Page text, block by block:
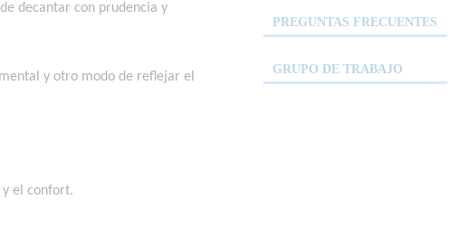
decantar con prudencia y
y otro modo de reflejar el
y el confort.
PREGUNTAS FRECUENTES
GRUPO DE TRABAJO